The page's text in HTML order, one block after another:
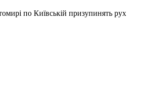
по Київській призупинять рух